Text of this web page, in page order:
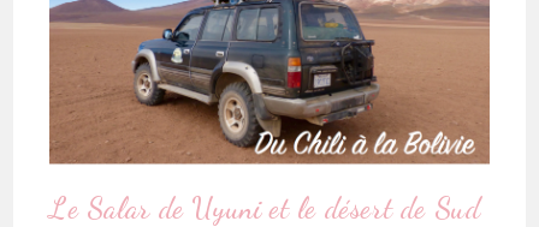
Le Salar de Uyuni et le désert de Sud